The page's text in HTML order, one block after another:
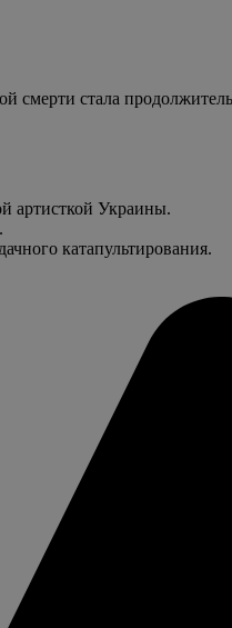
стала
артисткой Украины.
катапультирования.